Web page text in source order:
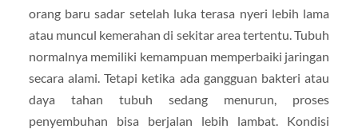
orang baru sadar setelah luka terasa nyeri lebih lama
atau muncul kemerahan di sekitar area tertentu. Tubuh
normalnya memiliki kemampuan memperbaiki jaringan
secara alami. Tetapi ketika ada gangguan bakteri atau
daya tahan tubuh sedang menurun, proses
penyembuhan bisa berjalan lebih lambat. Kondisi